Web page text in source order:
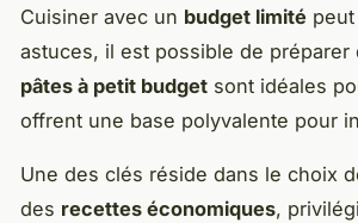
Cuisiner avec un budget limité
astuces, il est possible de
pâtes à petit budget sont idéales
offrent une base polyvalente pour
Une des clés réside dans le choix
des recettes économiques,